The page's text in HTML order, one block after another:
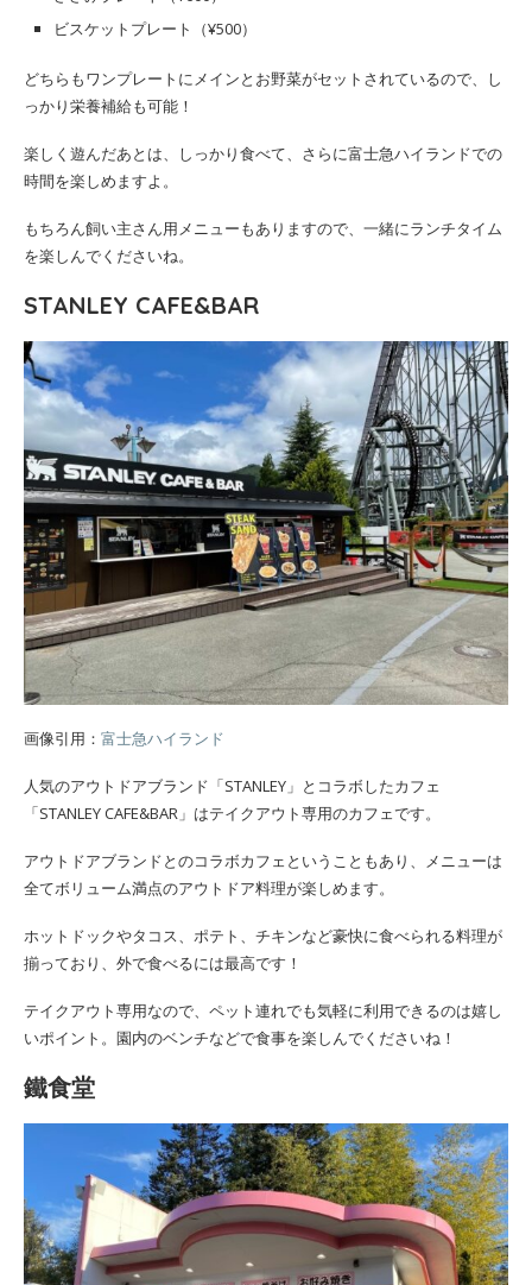
ビスケットプレート（¥500）
どちらもワンプレートにメインとお野菜がセットされているので、し
っかり栄養補給も可能！
楽しく遊んだあとは、しっかり食べて、さらに富士急ハイランドでの
時間を楽しめますよ。
もちろん飼い主さん用メニューもありますので、一緒にランチタイム
を楽しんでくださいね。
STANLEY CAFE&BAR
画像引用： 富士急ハイランド
人気のアウトドアブランド「STANLEY」とコラボしたカフェ
「STANLEY CAFE&BAR」はテイクアウト専用のカフェです。
アウトドアブランドとのコラボカフェということもあり、メニューは
全てボリューム満点のアウトドア料理が楽しめます。
ホットドックやタコス、ポテト、チキンなど豪快に食べられる料理が
揃っており、外で食べるには最高です！
テイクアウト専用なので、ペット連れでも気軽に利用できるのは嬉し
いポイント。園内のベンチなどで食事を楽しんでくださいね！
鐵食堂